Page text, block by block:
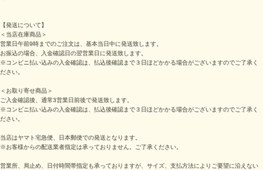
【発送について】
＜当店在庫商品＞
営業日午前9時までのご注文は、基本当日中に発送致します。
お振込の場合、入金確認日の翌営業日に発送致します。
※コンビニ払い込みの入金確認は、払込後確認まで３日ほどかかる場合がございますのでご了承く
ださい。
＜お取り寄せ商品＞
ご入金確認後、通常3営業日前後で発送致します。
※コンビニ払い込みの入金確認は、払込後確認まで３日ほどかかる場合がございますのでご了承く
ださい。
当店はヤマト宅急便、日本郵便での発送となります。
※お客様からの配送業者指定は承っておりません。ご了承ください。
営業所、局止め、日付時間帯指定も承っておりますが、サイズ、支払方法によりご要望に沿えない